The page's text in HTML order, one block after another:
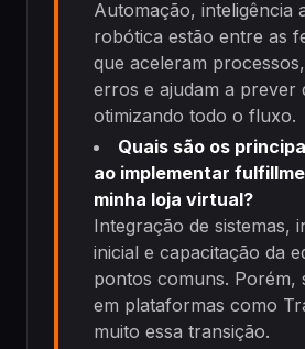
Automação, inteligência
robótica estão entre as
que aceleram
erros e ajudam a prever
otimizando todo o fluxo.
Quais são os
ao implementar
minha loja virtual?
Integração de sistemas,
inicial e capacitação da
pontos comuns. Porém,
em plataformas como
muito essa transição.